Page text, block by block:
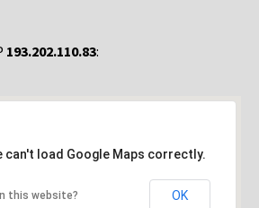
193.202.110.83:
can't load Google Maps correctly.
this website? OK